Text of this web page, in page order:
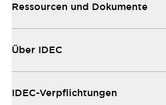
Ressourcen und Dokumente
Über IDEC
IDEC-Verpflichtungen